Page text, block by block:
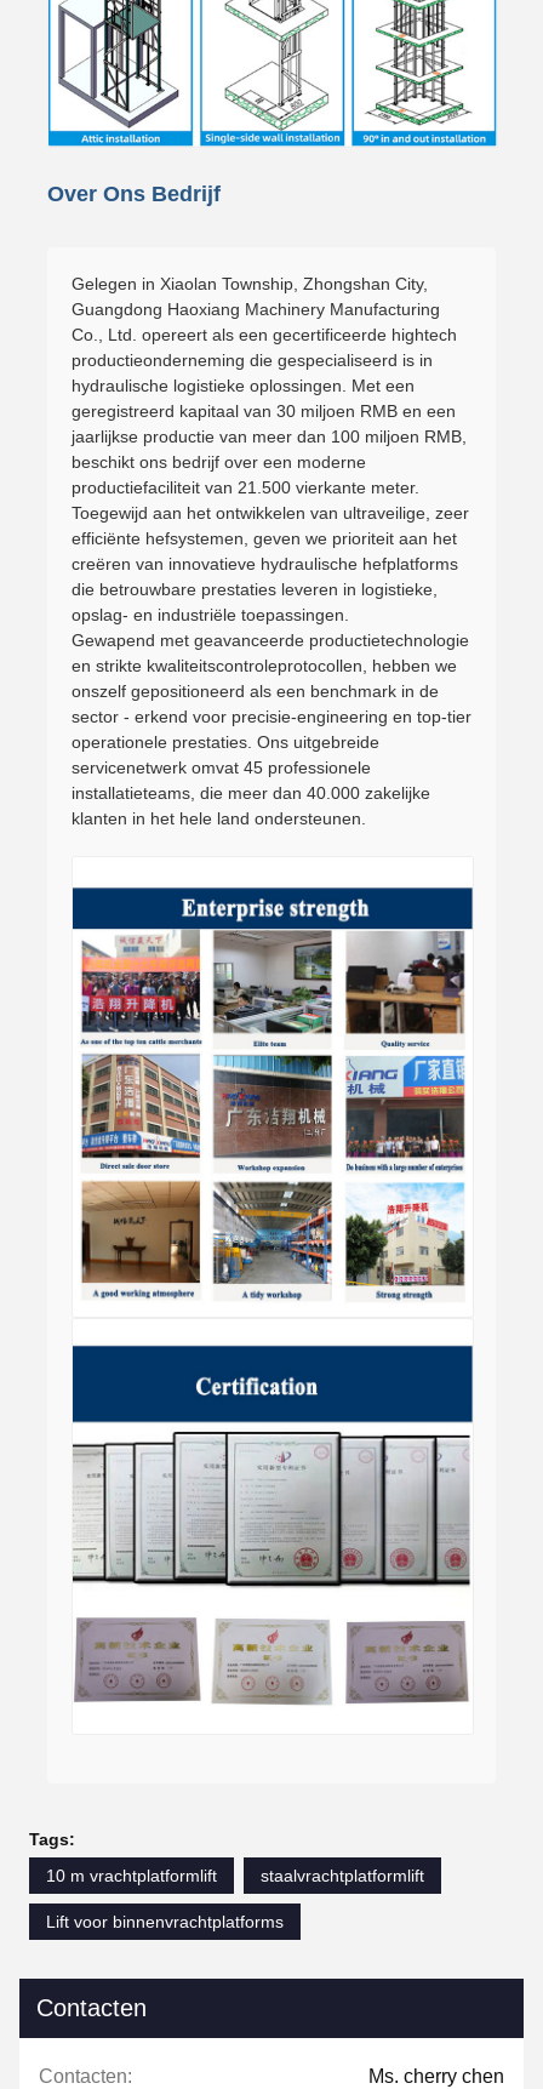
Over Ons Bedrijf
Gelegen in Xiaolan Township, Zhongshan City,
Guangdong Haoxiang Machinery Manufacturing
Co., Ltd. opereert als een gecertificeerde hightech
productieonderneming die gespecialiseerd is in
hydraulische logistieke oplossingen. Met een
geregistreerd kapitaal van 30 miljoen RMB en een
jaarlijkse productie van meer dan 100 miljoen RMB,
beschikt ons bedrijf over een moderne
productiefaciliteit van 21.500 vierkante meter.
Toegewijd aan het ontwikkelen van ultraveilige, zeer
efficiënte hefsystemen, geven we prioriteit aan het
creëren van innovatieve hydraulische hefplatforms
die betrouwbare prestaties leveren in logistieke,
opslag- en industriële toepassingen.
Gewapend met geavanceerde productietechnologie
en strikte kwaliteitscontroleprotocollen, hebben we
onszelf gepositioneerd als een benchmark in de
sector - erkend voor precisie-engineering en top-tier
operationele prestaties. Ons uitgebreide
servicenetwerk omvat 45 professionele
installatieteams, die meer dan 40.000 zakelijke
klanten in het hele land ondersteunen.
Tags:
10 m vrachtplatformlift
staalvrachtplatformlift
Lift voor binnenvrachtplatforms
Contacten
Contacten: Ms. cherry chen